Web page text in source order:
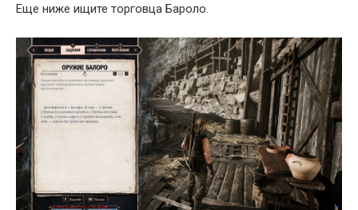
Еще ниже ищите торговца Бароло.